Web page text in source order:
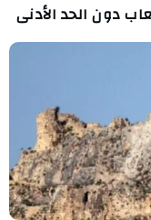
دون الحد الأدنى